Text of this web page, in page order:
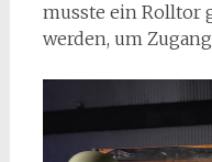
musste ein Rolltor
werden, um